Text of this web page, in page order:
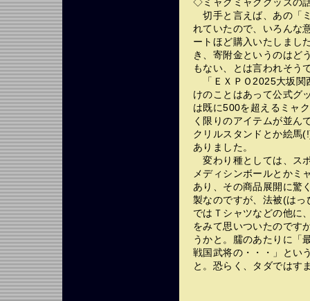
切手と言えば、あの「
れていたので、いろんな
ートほど購入いたしまし
き、寄附金というのはど
もない、とは言われそう
「ＥＸＰＯ2025大坂関
けのことはあって公式グ
は既に500を超えるミャ
く限りのアイテムが並ん
クリルスタンドとか絵馬
ありました。
変わり種としては、ス
メディシンボールとかミ
あり、その商品展開に驚
製なのですが、法被(は
ではＴシャツなどの他に
をみて思いついたのです
うかと。臑のあたりに「
戦国武将の・・・」とい
と。恐らく、タダではす